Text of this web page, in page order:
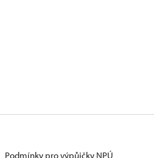
Podmínky pro výpůjčky NPÚ